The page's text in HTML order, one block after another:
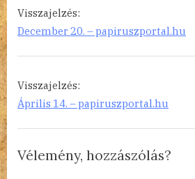
kivitelben
Visszajelzés:
December 20. – papiruszportal.hu
Visszajelzés:
Április 14. – papiruszportal.hu
Vélemény, hozzászólás?